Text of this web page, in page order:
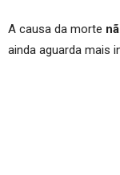
A causa da morte
ainda aguarda mais